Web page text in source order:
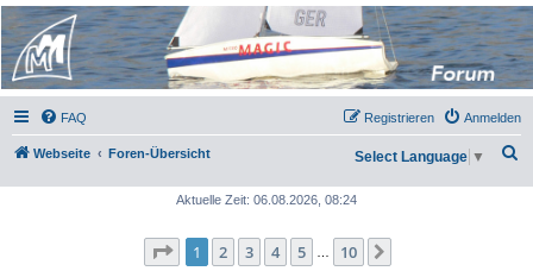
Micro Magic Forum
Deutschland
FAQ Anmelden
Registrieren
Webseite Foren-Übersicht Select Language ▼
Aktuelle Zeit: 06.08.2026, 08:24
Seite 1von 10
1 2 3 4 5 10